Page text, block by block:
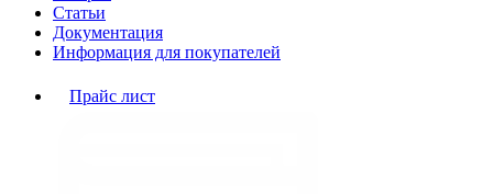
Статьи
Документация
Информация для покупателей
Прайс лист